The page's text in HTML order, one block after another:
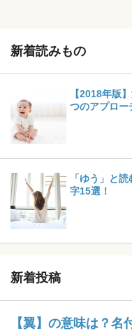
新着読みもの
【2018年版
つのアプロー
「ゆう」と
字15選！
新着投稿
【翼】の意味は？名